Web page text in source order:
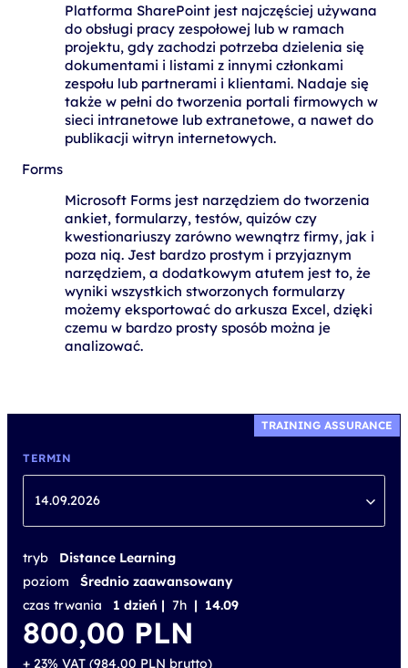
Platforma SharePoint jest najczęściej używana
do obsługi pracy zespołowej lub w ramach
projektu, gdy zachodzi potrzeba dzielenia się
dokumentami i listami z innymi członkami
zespołu lub partnerami i klientami. Nadaje się
także w pełni do tworzenia portali firmowych w
sieci intranetowe lub extranetowe, a nawet do
publikacji witryn internetowych.
Forms
Microsoft Forms jest narzędziem do tworzenia
ankiet, formularzy, testów, quizów czy
kwestionariuszy zarówno wewnątrz firmy, jak i
poza nią. Jest bardzo prostym i przyjaznym
narzędziem, a dodatkowym atutem jest to, że
wyniki wszystkich stworzonych formularzy
możemy eksportować do arkusza Excel, dzięki
czemu w bardzo prosty sposób można je
analizować.
TRAINING ASSURANCE
TERMIN
14.09.2026
tryb
Distance Learning
poziom
Średnio zaawansowany
czas trwania
1 dzień | 7h | 14.09
800,00 PLN
+ 23% VAT (984,00 PLN brutto)